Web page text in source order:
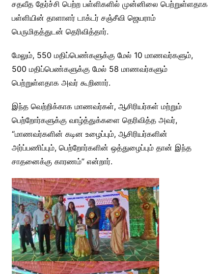
சதவீத தேர்ச்சி பெற்ற பள்ளிகளில் முன்னிலை பெற்றுள்ளதாக
பள்ளியின் தாளாளர் டாக்டர் சஞ்சீவி ஜெயராம்
பெருமிதத்துடன் தெரிவித்தார்.
மேலும், 550 மதிப்பெண்களுக்கு மேல் 10 மாணவர்களும்,
500 மதிப்பெண்களுக்கு மேல் 58 மாணவர்களும்
பெற்றுள்ளதாக அவர் கூறினார்.
இந்த வெற்றிக்காக மாணவர்கள், ஆசிரியர்கள் மற்றும்
பெற்றோர்களுக்கு வாழ்த்துக்களை தெரிவித்த அவர்,
“மாணவர்களின் கடின உழைப்பும், ஆசிரியர்களின்
அர்ப்பணிப்பும், பெற்றோர்களின் ஒத்துழைப்பும் தான் இந்த
சாதனைக்கு காரணம்” என்றார்.